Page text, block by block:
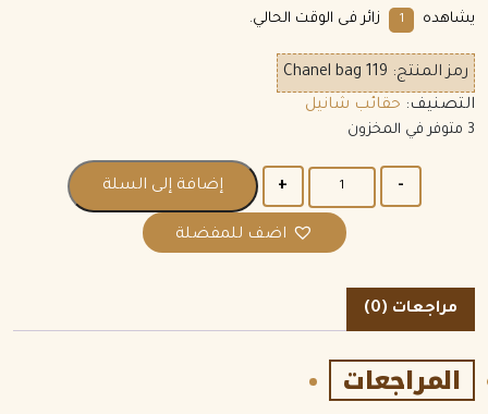
يشاهده 4 زائر فى الوقت الحالي.
رمز المنتج: Chanel bag 119
التصنيف: حقائب شانيل
3 متوفر في المخزون
إضافة إلى السلة
اضف للمفضلة
مراجعات (0)
المراجعات